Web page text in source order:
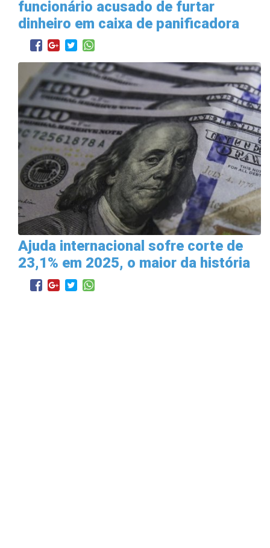
funcionário acusado de furtar
dinheiro em caixa de panificadora
Ajuda internacional sofre corte de
23,1% em 2025, o maior da história